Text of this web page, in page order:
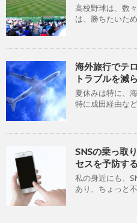
高校野球は、数
は、勝ちたいた
海外旅行でテ
トラブルを減
夏休みは特に、
特に成田経由な
SNSの乗っ取
セスを予防す
私の身近にも、
あり、ちょっと